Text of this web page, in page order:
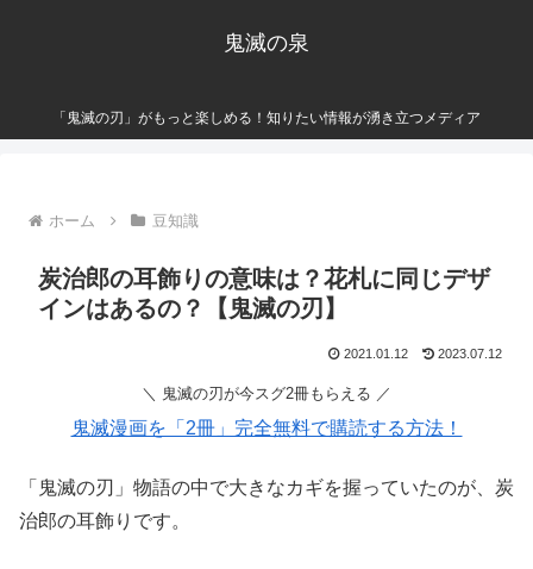
鬼滅の泉
「鬼滅の刃」がもっと楽しめる！知りたい情報が湧き立つメディア
ホーム 豆知識
炭治郎の耳飾りの意味は？花札に同じデザ
インはあるの？【鬼滅の刃】
2021.01.12 2023.07.12
＼ 鬼滅の刃が今スグ2冊もらえる ／
鬼滅漫画を「2冊」完全無料で購読する方法！
「鬼滅の刃」物語の中で大きなカギを握っていたのが、炭
治郎の耳飾りです。